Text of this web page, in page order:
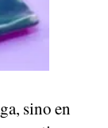
sino en